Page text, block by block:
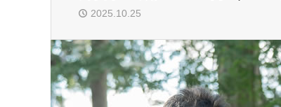
2025.10.25